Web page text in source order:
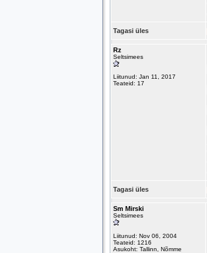
Tagasi üles
Rz
Seltsimees
Liitunud: Jan 11, 2017
Teateid: 17
Tagasi üles
Sm Mirski
Seltsimees
Liitunud: Nov 06, 2004
Teateid: 1216
Asukoht: Tallinn, Nõmme